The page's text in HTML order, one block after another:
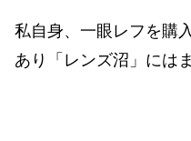
私自身、一眼レフを購
あり「レンズ沼」には